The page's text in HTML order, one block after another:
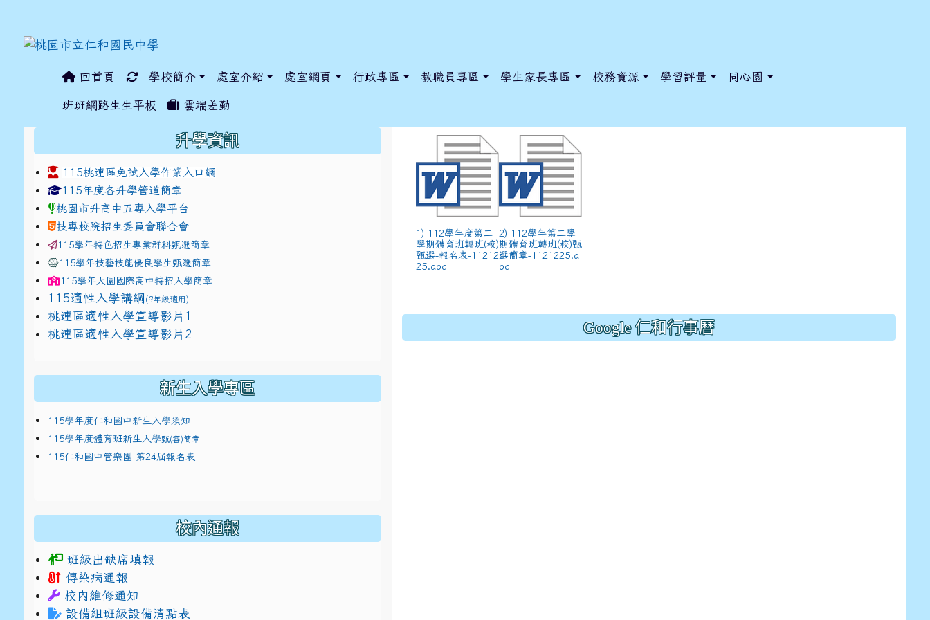
回首頁 學校簡介 處室介紹 處室網頁 行政專區 教職員專區 學生家長專區 校務資源 學習評量 同心園
班班網路生生平板 雲端差勤
仁和國中112學年度第二學期體育班轉班(校)甄選簡章
1) 112學年度第二
學期體育班轉班(校)
甄選-報名表-11212
25.doc
2) 112學年第二學
期體育班轉班(校)甄
選簡章-1121225.d
oc
Google 仁和行事曆
升學資訊
115桃連區免試入學作業入口網
link to https://www.jhjhs.tyc.edu.tw/modules/tadnews/index.php?nsn=5425
115年度各升學管道簡章link to http://tyc.entry.edu.tw/NoExamImitate_TL/NoExamImitateHome/Page/Public/ChooseSys?s=05 style=font-size: 1rem; background-
link to http://tyc.entry.edu.tw/NoExamImitate_TL/NoExamImitateHome/Page/Public/ChooseSys?s=05 style=font-size: 1rem; background-
桃園市升高中五專入學平台
技專校院招生委員會聯合會
115學年特色招生專業群科甄選簡章
115學年技藝技能優良學生甄選簡章
115學年大園國際高中特招入學簡章
115適性入學講綱 (9年級適用)
link to https://docs.google.com/presentation/d/1x3bih9gNpRNolaz0znBOn--g7OisECve/
桃連區適性入學宣導影片1
link to https://docs.google.com/presentation/d/1x3bih9gNpRNolaz0znBOn--g7OisECve/
桃連區適性入學宣導影片2 ogle.com/presentation/d/
新生入學專區
115學年度仁和國中新生入學須知
115學年度體育班新生入學甄(審)簡章
115仁和國中管樂團 第24屆報名表
校內通報
班級出缺席填報
傳染病通報
校內維修通知
設備組班級設備清點表